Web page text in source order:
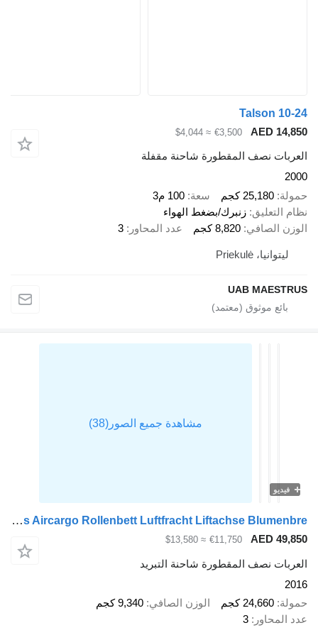
Talson
AED
€3,500
≈ $4,044
نصف المقطورة شاحنة مقفلة
25,180 كجم سعة
100 م3
التعليق زنبرك/بضغط الهواء
الصافي 8,820 كجم عدد المحاور 3
ليتوانيا، Priekulė
UAB
فيديو
Talson F1227 3 axles Aircargo Rollenbett Luftfracht Liftachse Blumenbre
AED
€11,750
≈ $13,580
نصف المقطورة شاحنة التبريد
24,660 كجم الوزن الصافي 9,340 كجم
المحاور 3